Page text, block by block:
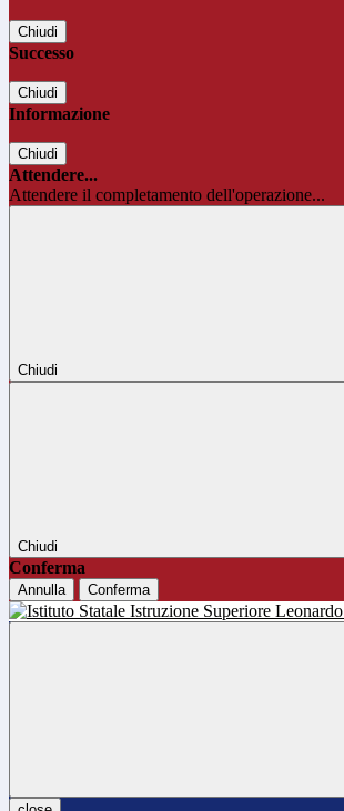
Chiudi
Successo
Chiudi
Informazione
Chiudi
Attendere...
Attendere il completamento dell'operazione...
Chiudi
Chiudi
Conferma
Annulla Conferma